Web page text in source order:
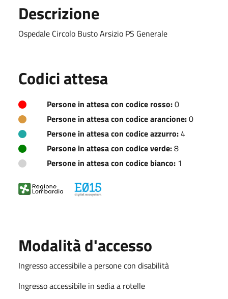
Descrizione
Ospedale Circolo Busto Arsizio PS Generale
Codici attesa
Persone in attesa con codice rosso:0
Persone in attesa con codice arancione:0
Persone in attesa con codice azzurro:4
Persone in attesa con codice verde:8
Persone in attesa con codice bianco: 1
Modalità d'accesso
Ingresso accessibile a persone con disabilità
Ingresso accessibile in sedia a rotelle